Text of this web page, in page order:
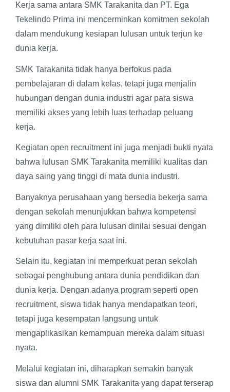
Kerja sama antara SMK Tarakanita dan PT. Ega
Tekelindo Prima ini mencerminkan komitmen sekolah
dalam mendukung kesiapan lulusan untuk terjun ke
dunia kerja.
SMK Tarakanita tidak hanya berfokus pada
pembelajaran di dalam kelas, tetapi juga menjalin
hubungan dengan dunia industri agar para siswa
memiliki akses yang lebih luas terhadap peluang
kerja.
Kegiatan open recruitment ini juga menjadi bukti nyata
bahwa lulusan SMK Tarakanita memiliki kualitas dan
daya saing yang tinggi di mata dunia industri.
Banyaknya perusahaan yang bersedia bekerja sama
dengan sekolah menunjukkan bahwa kompetensi
yang dimiliki oleh para lulusan dinilai sesuai dengan
kebutuhan pasar kerja saat ini.
Selain itu, kegiatan ini memperkuat peran sekolah
sebagai penghubung antara dunia pendidikan dan
dunia kerja. Dengan adanya program seperti open
recruitment, siswa tidak hanya mendapatkan teori,
tetapi juga kesempatan langsung untuk
mengaplikasikan kemampuan mereka dalam situasi
nyata.
Melalui kegiatan ini, diharapkan semakin banyak
siswa dan alumni SMK Tarakanita yang dapat terserap